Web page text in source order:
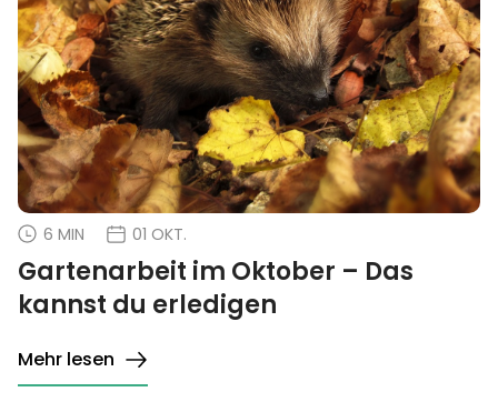
6 MIN 01 OKT.
Gartenarbeit im Oktober – Das
kannst du erledigen
Mehr lesen